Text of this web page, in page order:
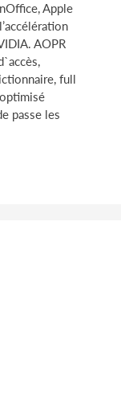
Apple
AOPR
full
passe les